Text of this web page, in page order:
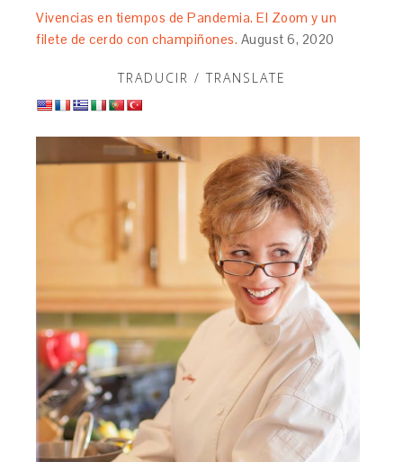
Vivencias en tiempos de Pandemia. El Zoom y un
filete de cerdo con champiñones. August 6, 2020
TRADUCIR / TRANSLATE